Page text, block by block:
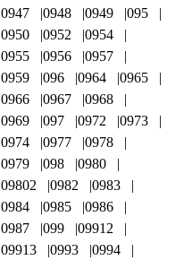
0947
0948 0949
095
0950
0952
0954
0955
0956
0957
0959
096 0964
0965
0966
0967
0968
0969
097 0972
0973
0974
0977
0978
0979
098
0980
09802
0982
0983
0984
0985
0986
0987
099
09912
09913
0993
0994